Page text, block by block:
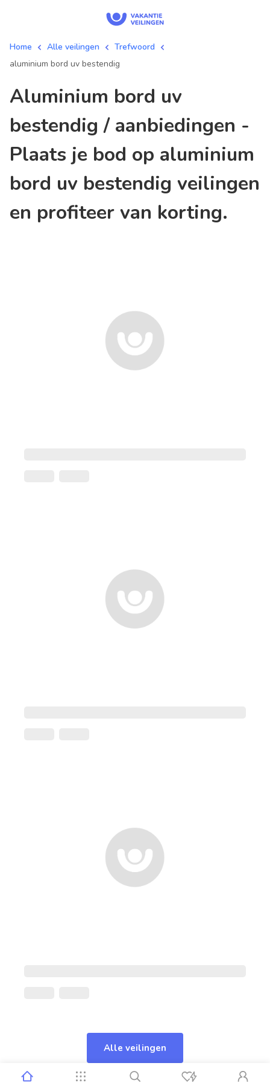
Home Alle veilingen
Trefwoord
aluminium bord uv bestendig
aluminium bord uv
bestendig / aanbiedingen -
Plaats je bod op aluminium
bord uv bestendig veilingen
en profiteer van korting.
Alle veilingen